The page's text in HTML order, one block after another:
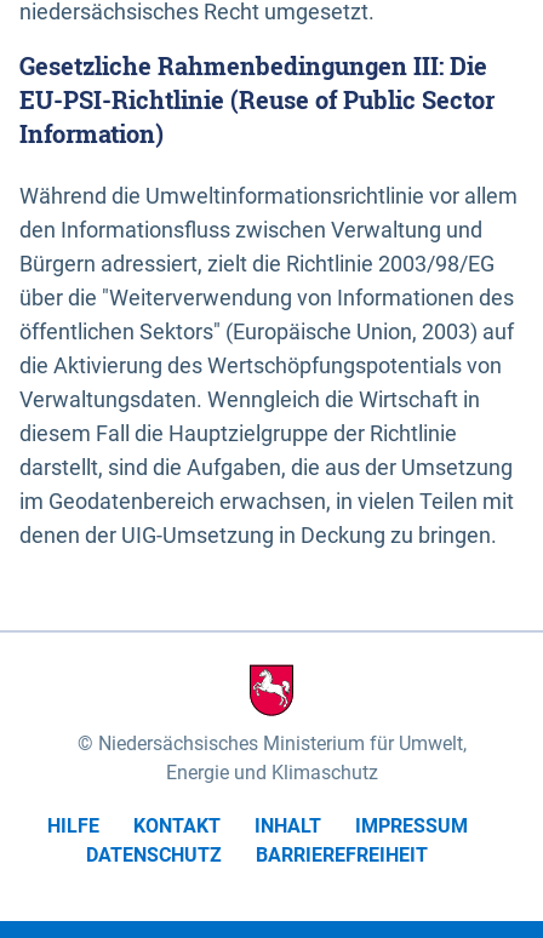
niedersächsisches Recht umgesetzt.
Gesetzliche Rahmenbedingungen III: Die
EU-PSI-Richtlinie (Reuse of Public Sector
Information)
Während die Umweltinformationsrichtlinie vor allem
den Informationsfluss zwischen Verwaltung und
Bürgern adressiert, zielt die Richtlinie 2003/98/EG
über die "Weiterverwendung von Informationen des
öffentlichen Sektors" (Europäische Union, 2003) auf
die Aktivierung des Wertschöpfungspotentials von
Verwaltungsdaten. Wenngleich die Wirtschaft in
diesem Fall die Hauptzielgruppe der Richtlinie
darstellt, sind die Aufgaben, die aus der Umsetzung
im Geodatenbereich erwachsen, in vielen Teilen mit
denen der UIG-Umsetzung in Deckung zu bringen.
Niedersächsisches Ministerium für Umwelt,
Energie und Klimaschutz
HILFE KONTAKT INHALT
IMPRESSUM
DATENSCHUTZ
BARRIEREFREIHEIT